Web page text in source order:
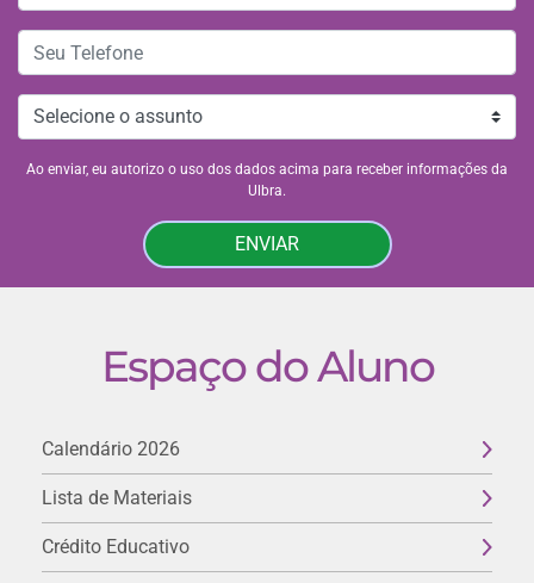
Ao enviar, eu autorizo o uso dos dados acima para receber informações da
Ulbra.
ENVIAR
Espaço do Aluno
Calendário 2026
Lista de Materiais
Crédito Educativo